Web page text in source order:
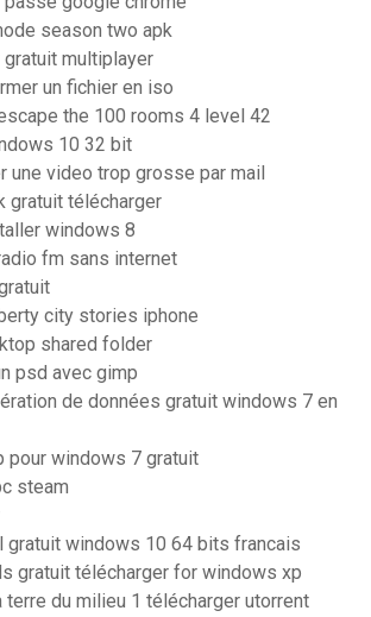
season two apk
multiplayer
un fichier en iso
the 100 rooms 4 level 42
10 32 bit
une video trop grosse par mail
gratuit télécharger
windows 8
fm sans internet
city stories iphone
shared folder
psd avec gimp
de données gratuit windows 7 en
pour windows 7 gratuit
steam
gratuit windows 10 64 bits francais
gratuit télécharger for windows xp
terre du milieu 1 télécharger utorrent